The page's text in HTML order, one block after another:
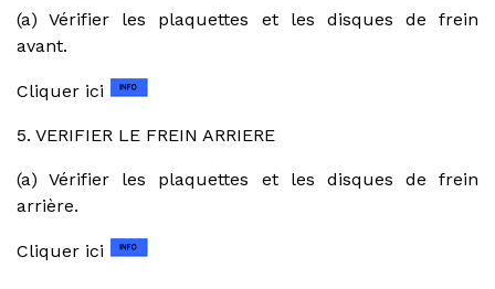
(a) Vérifier les plaquettes et les disques de frein
avant.
Cliquer ici
5. VERIFIER LE FREIN ARRIERE
(a) Vérifier les plaquettes et les disques de frein
arrière.
Cliquer ici